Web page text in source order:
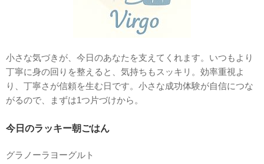
小さな気づきが、今日のあなたを支えてくれます。いつもより
丁寧に身の回りを整えると、気持ちもスッキリ。効率重視よ
り、丁寧さが信頼を生む日です。小さな成功体験が自信につな
がるので、まずは1つ片づけから。
今日のラッキー朝ごはん
グラノーラヨーグルト